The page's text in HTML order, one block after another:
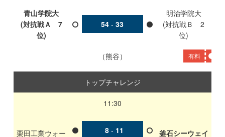
青山学院大
(対抗戦Ａ 7
位)
54 - 33
明治学院大
(対抗戦Ｂ 2
位)
熊谷 有料
トップチャレンジ
11:30
栗田工業ウォー
8 - 11
釜石シーウェイ